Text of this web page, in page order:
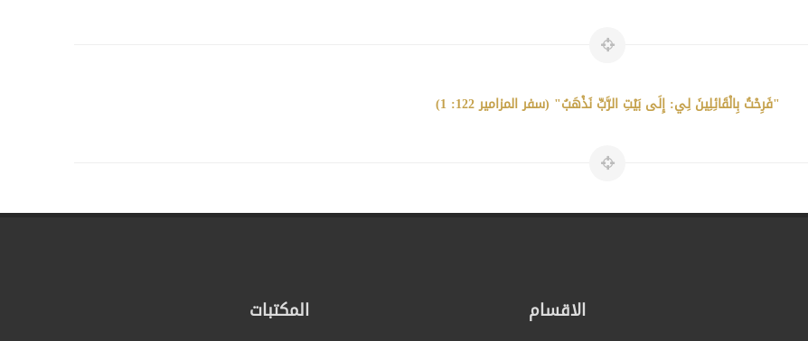
"فَرِحْتُ بِالْقَائِلِينَ لِي: إِلَى بَيْتِ الرَّبِّ نَذْهَبُ" (سفر المزامير 122: 1)
الاقسام المكتبات